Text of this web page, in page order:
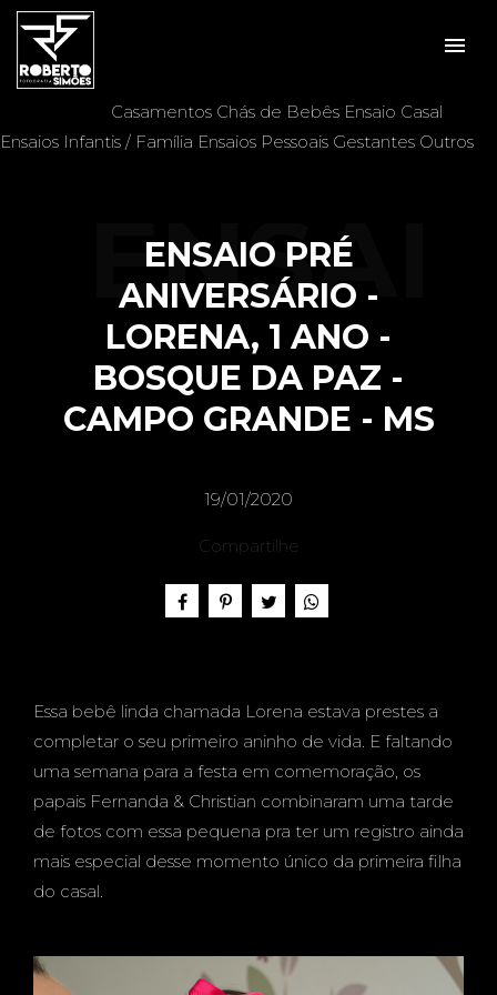
menu
Casamentos Chás de Bebês Ensaio Casal
Ensaios Infantis / Família Ensaios Pessoais Gestantes Outros
ENSAIO PRÉ
ANIVERSÁRIO -
LORENA, 1 ANO -
BOSQUE DA PAZ -
CAMPO GRANDE - MS
ENSAI
O PRÉ
ANIVE
RSÁRI
O -
LORE
19/01/2020
Compartilhe
Essa bebê linda chamada Lorena estava prestes a
completar o seu primeiro aninho de vida. E faltando
uma semana para a festa em comemoração, os
papais Fernanda & Christian combinaram uma tarde
de fotos com essa pequena pra ter um registro ainda
mais especial desse momento único da primeira filha
do casal.